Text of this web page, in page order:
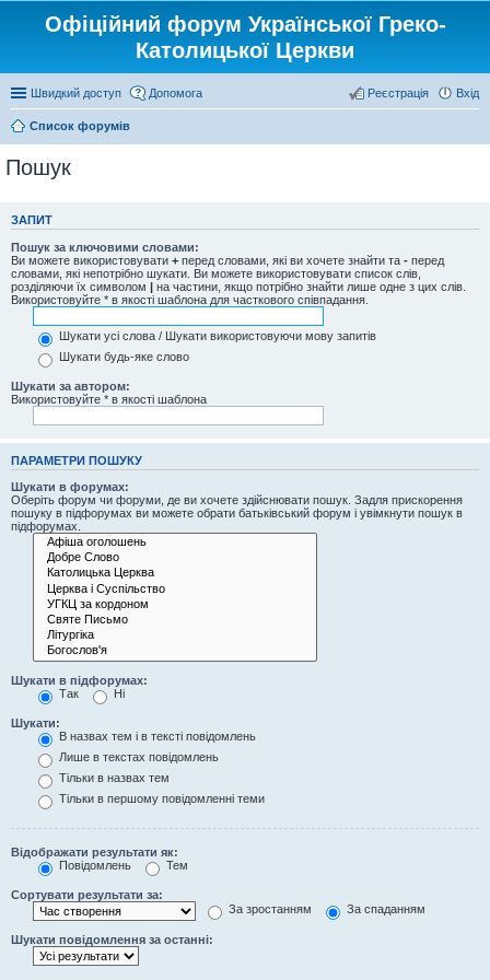
Офіційний форум Української Греко-
Католицької Церкви
Швидкий доступ Допомога Вхід
Реєстрація
Список форумів
Пошук
ЗАПИТ
Пошук за ключовими словами:
Ви можете використовувати + перед словами, які ви хочете знайти та - перед
словами, які непотрібно шукати. Ви можете використовувати список слів,
розділяючи їх символом | на частини, якщо потрібно знайти лише одне з цих слів.
Використовуйте * в якості шаблона для часткового співпадання.
Шукати усі слова / Шукати використовуючи мову запитів
Шукати будь-яке слово
Шукати за автором:
Використовуйте * в якості шаблона
ПАРАМЕТРИ ПОШУКУ
Шукати в форумах:
Оберіть форум чи форуми, де ви хочете здійснювати пошук. Задля прискорення
пошуку в підфорумах ви можете обрати батьківський форум і увімкнути пошук в
підфорумах.
Шукати в підфорумах:
Так
Ні
Шукати:
В назвах тем і в тексті повідомлень
Лише в текстах повідомлень
Тільки в назвах тем
Тільки в першому повідомленні теми
Відображати результати як:
Повідомлень
Тем
Сортувати результати за:
За зростанням
За спаданням
Шукати повідомлення за останні: